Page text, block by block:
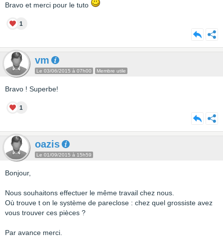
Bravo et merci pour le tuto
1
vm
Le 03/06/2015 à 07h00 Membre utile
Bravo ! Superbe!
1
oazis
Le 01/09/2015 à 15h59
Bonjour,
Nous souhaitons effectuer le même travail chez nous.
Où trouve t on le système de pareclose : chez quel grossiste avez
vous trouver ces pièces ?
Par avance merci.